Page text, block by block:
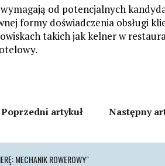
od potencjalnych
formy doświadczenia obsługi
takich jak kelner w
Poprzedni artykuł Następny
MECHANIK ROWEROWY"